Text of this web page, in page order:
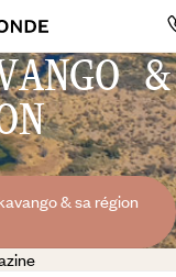
&
& sa région